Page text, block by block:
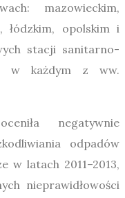
mazowieckim,
łódzkim, opolskim i
stacji sanitarno-
w każdym z ww.
negatywnie
odpadów
w latach 2011–2013,
nieprawidłowości